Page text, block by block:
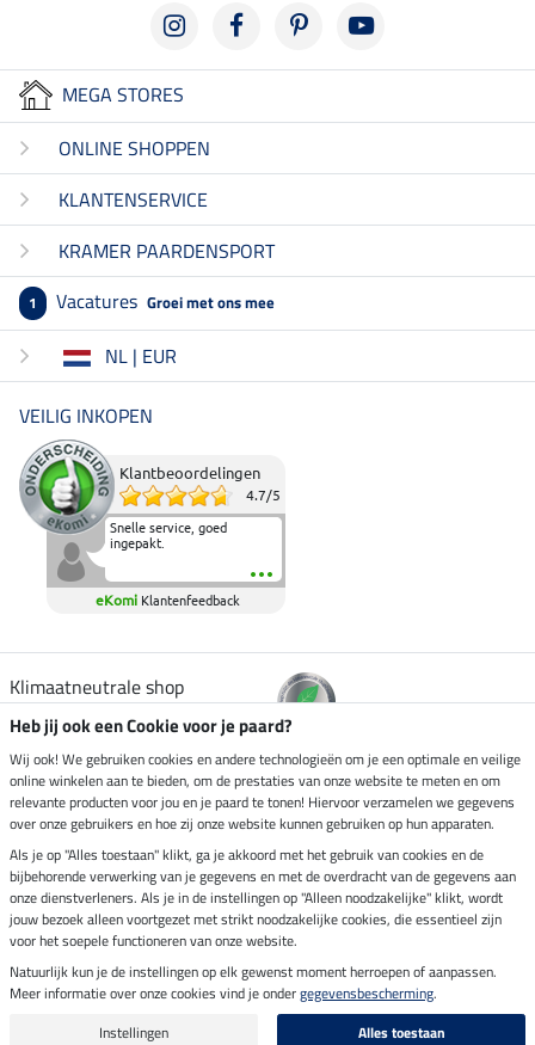
MEGA STORES
ONLINE SHOPPEN
KLANTENSERVICE
KRAMER PAARDENSPORT
1 Vacatures Groei met ons mee
NL | EUR
VEILIG INKOPEN
Klantbeoordelingen
4.7/5
Snelle service, goed
ingepakt.
eKomi Klantenfeedback
Klimaatneutrale shop
Verzending per
Veilig betalen met
Impressum
Laatste update op 07.08.2026 om 03:03 uur
Alle prijzen in euro's, incl. BTW, excl. verzendkosten.
Heb jij ook een Cookie voor je paard?
Wij ook! We gebruiken cookies en andere technologieën om je een optimale en veilige
online winkelen aan te bieden, om de prestaties van onze website te meten en om
relevante producten voor jou en je paard te tonen! Hiervoor verzamelen we gegevens
over onze gebruikers en hoe zij onze website kunnen gebruiken op hun apparaten.
Als je op "Alles toestaan" klikt, ga je akkoord met het gebruik van cookies en de
bijbehorende verwerking van je gegevens en met de overdracht van de gegevens aan
onze dienstverleners. Als je in de instellingen op "Alleen noodzakelijke" klikt, wordt
jouw bezoek alleen voortgezet met strikt noodzakelijke cookies, die essentieel zijn
voor het soepele functioneren van onze website.
Natuurlijk kun je de instellingen op elk gewenst moment herroepen of aanpassen.
Meer informatie over onze cookies vind je ondergegevensbescherming.
Instellingen
Alles toestaan